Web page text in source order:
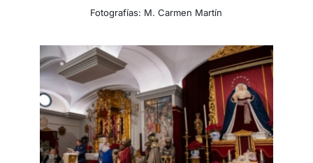
Fotografías: M. Carmen Martín